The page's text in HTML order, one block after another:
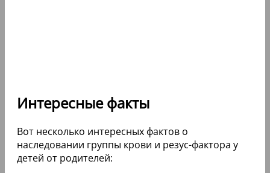
Интересные факты
Вот несколько интересных фактов о
наследовании группы крови и резус-фактора у
детей от родителей: